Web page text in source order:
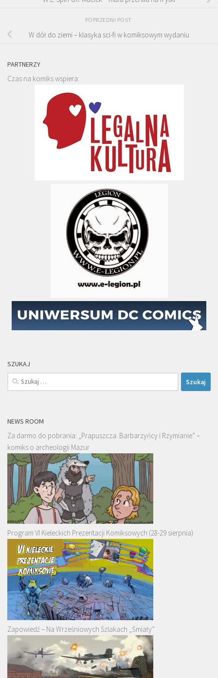
POPRZEDNI POST
W dół do ziemi – klasyka sci-fi w komiksowym wydaniu
PARTNERZY
Czas na komiks wspiera:
SZUKAJ
Szukaj:
NEWS ROOM
Za darmo do pobrania: „Prapuszcza. Barbarzyńcy i Rzymianie” –
komiks o archeologii Mazur
Program VI Kieleckich Prezentacji Komiksowych (28-29 sierpnia)
Zapowiedź – Na Wrześniowych Szlakach „Śmiały”